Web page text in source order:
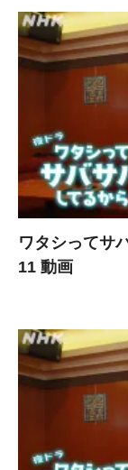
ワタシってサ
11 動画